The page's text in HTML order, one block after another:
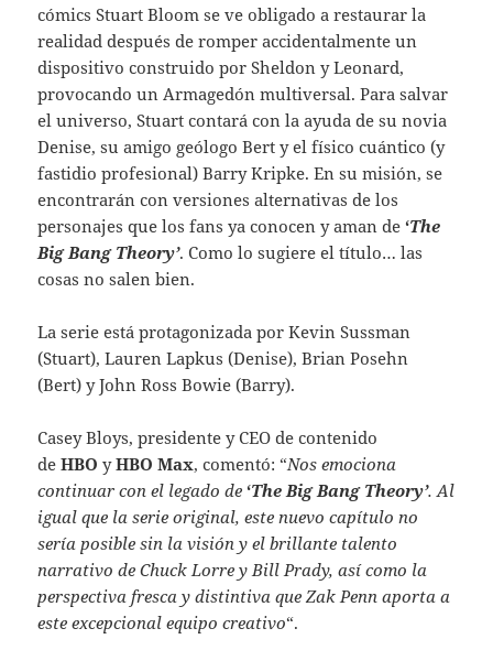
cómics Stuart Bloom se ve obligado a restaurar la
realidad después de romper accidentalmente un
dispositivo construido por Sheldon y Leonard,
provocando un Armagedón multiversal. Para salvar
el universo, Stuart contará con la ayuda de su novia
Denise, su amigo geólogo Bert y el físico cuántico (y
fastidio profesional) Barry Kripke. En su misión, se
encontrarán con versiones alternativas de los
personajes que los fans ya conocen y aman de‘The
Big Bang Theory’. Como lo sugiere el título… las
cosas no salen bien.
La serie está protagonizada por Kevin Sussman
(Stuart), Lauren Lapkus (Denise), Brian Posehn
(Bert) y John Ross Bowie (Barry).
Casey Bloys, presidente y CEO de contenido
deHBO yHBO Max, comentó: “Nos emociona
continuar con el legado de‘The Big Bang Theory’. Al
igual que la serie original, este nuevo capítulo no
sería posible sin la visión y el brillante talento
narrativo de Chuck Lorre y Bill Prady, así como la
perspectiva fresca y distintiva que Zak Penn aporta a
este excepcional equipo creativo“.